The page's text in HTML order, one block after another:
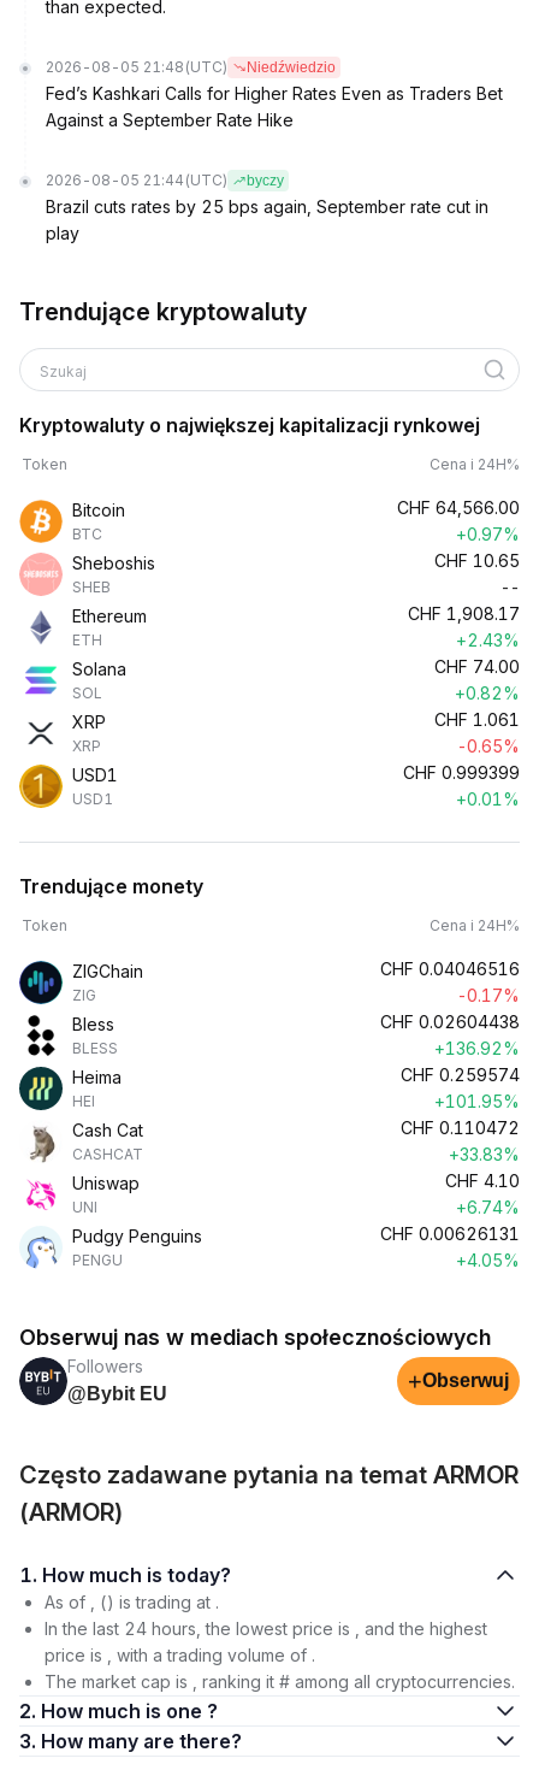
than expected.
2026-08-05 21:48 (UTC) Niedźwiedzio
Fed’s Kashkari Calls for Higher Rates Even as Traders Bet
Against a September Rate Hike
2026-08-05 21:44 (UTC) byczy
Brazil cuts rates by 25 bps again, September rate cut in
play
Trendujące kryptowaluty
Szukaj
Kryptowaluty o największej kapitalizacji rynkowej
Token Cena i 24H%
Bitcoin
BTC
CHF 64,566.00
+0.97%
Sheboshis
SHEB
CHF 10.65
--
Ethereum
ETH
CHF 1,908.17
+2.43%
Solana
SOL
CHF 74.00
+0.82%
XRP
XRP
CHF 1.061
-0.65%
USD1
USD1
CHF 0.999399
+0.01%
Trendujące monety
Token Cena i 24H%
ZIGChain
ZIG
CHF 0.04046516
-0.17%
Bless
BLESS
CHF 0.02604438
+136.92%
Heima
HEI
CHF 0.259574
+101.95%
Cash Cat
CASHCAT
CHF 0.110472
+33.83%
Uniswap
UNI
CHF 4.10
+6.74%
Pudgy Penguins
PENGU
CHF 0.00626131
+4.05%
Obserwuj nas w mediach społecznościowych
Followers
@Bybit EU
+Obserwuj
Często zadawane pytania na temat ARMOR
(ARMOR)
1. How much is today?
As of , () is trading at .
In the last 24 hours, the lowest price is , and the highest
price is , with a trading volume of .
The market cap is , ranking it # among all cryptocurrencies.
2. How much is one ?
3. How many are there?